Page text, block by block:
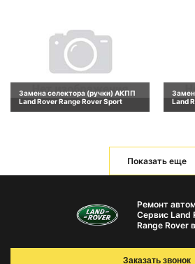
Замена селектора (ручки) АКПП
Land Rover Range Rover Sport
Land
Показать еще
Ремонт
Сервис Land
Range Rover
Заказать звонок